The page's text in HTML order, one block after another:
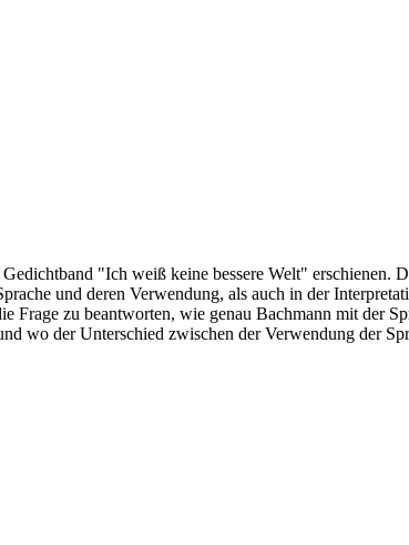
"Ich weiß keine bessere Welt" erschienen.
und deren Verwendung, als auch in der
zu beantworten, wie genau Bachmann mit der
wo der Unterschied zwischen der Verwendung der